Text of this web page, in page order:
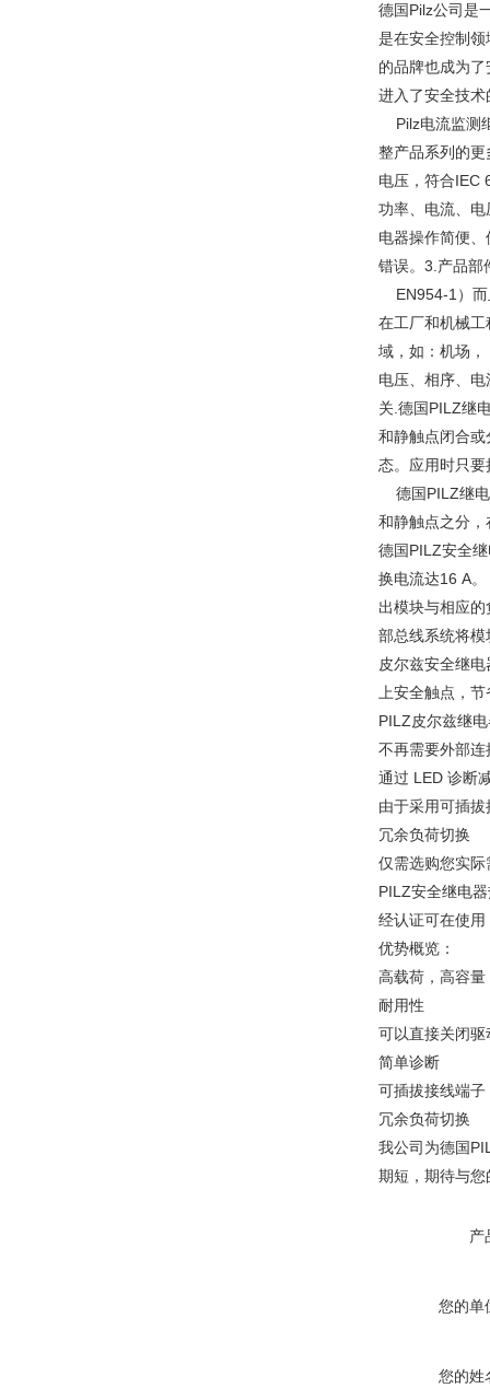
德国Pilz公司是
是在安全控制
的品牌也成为
进入了安全技
Pilz电流监测
整产品系列的
电压，符合IEC
功率、电流、
电器操作简便
错误。3.产品部
EN954-1）而
在工厂和机械
域，如：机场
电压、相序、
关.德国PILZ继
和静触点闭合
态。应用时只
德国PILZ继电
和静触点之分
德国PILZ安全
换电流达16 A
出模块与相应
部总线系统将
皮尔兹安全继
上安全触点，
PILZ皮尔兹继
不再需要外部
通过 LED 诊断
由于采用可插
冗余负荷切换
仅需选购您实
PILZ安全继电
经认证可在使
优势概览：
高载荷，高容量
耐用性
可以直接关闭驱
简单诊断
可插拔接线端子
冗余负荷切换
我公司为德国
期短，期待与您
产
您的单
您的姓